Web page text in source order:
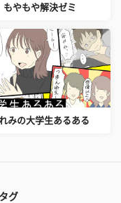
もやもや解決ゼミ
みの大学生あるある
グ